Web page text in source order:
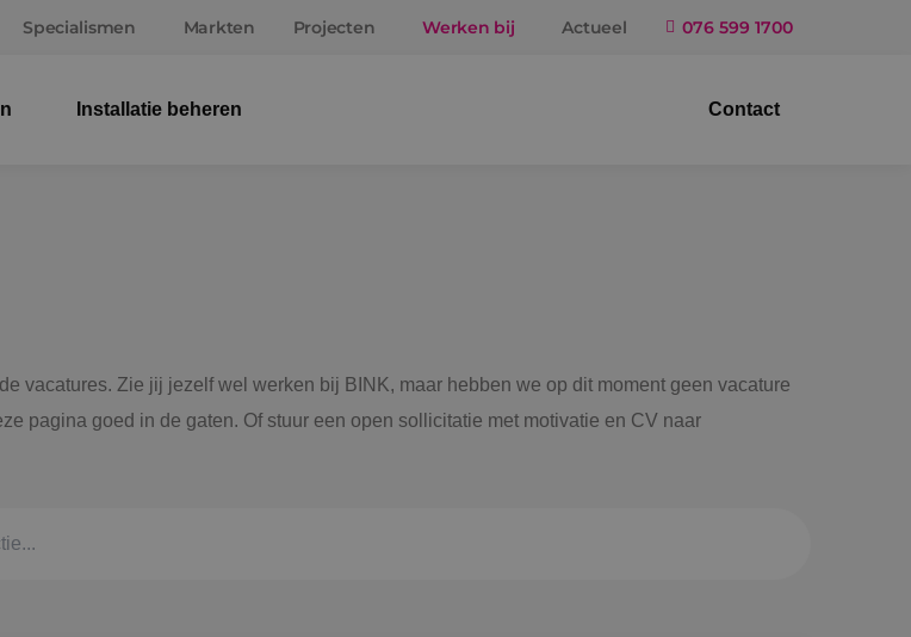
Specialismen Markten Projecten Werken bij
Staf
Actueel 076 599 1700
Installatie beheren Contact
vacatures. Zie jij jezelf wel werken bij BINK, maar hebben we op dit moment geen vacature
pagina goed in de gaten. Of stuur een open sollicitatie met motivatie en CV naar